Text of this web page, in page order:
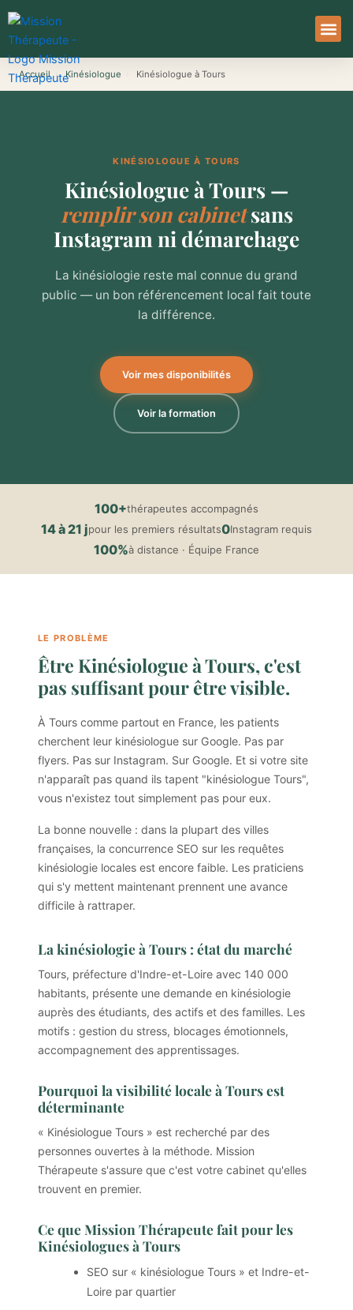
Aller
au
contenu
Accueil › Kinésiologue Kinésiologue à Tours
KINÉSIOLOGUE À TOURS
Kinésiologue à Tours —
remplir son cabinetsans
Instagram ni démarchage
La kinésiologie reste mal connue du grand
public — un bon référencement local fait toute
la différence.
Voir mes disponibilités
Voir la formation
100+thérapeutes accompagnés
14 à 21 jpour les premiers résultats0Instagram requis
100%à distance · Équipe France
LE PROBLÈME
Être Kinésiologue à Tours, c'est
pas suffisant pour être visible.
À Tours comme partout en France, les patients
cherchent leur kinésiologue sur Google. Pas par
flyers. Pas sur Instagram. Sur Google. Et si votre site
n'apparaît pas quand ils tapent "kinésiologue Tours",
vous n'existez tout simplement pas pour eux.
La bonne nouvelle : dans la plupart des villes
françaises, la concurrence SEO sur les requêtes
kinésiologie locales est encore faible. Les praticiens
qui s'y mettent maintenant prennent une avance
difficile à rattraper.
La kinésiologie à Tours : état du marché
Tours, préfecture d'Indre-et-Loire avec 140 000
habitants, présente une demande en kinésiologie
auprès des étudiants, des actifs et des familles. Les
motifs : gestion du stress, blocages émotionnels,
accompagnement des apprentissages.
Pourquoi la visibilité locale à Tours est
déterminante
« Kinésiologue Tours » est recherché par des
personnes ouvertes à la méthode. Mission
Thérapeute s'assure que c'est votre cabinet qu'elles
trouvent en premier.
Ce que Mission Thérapeute fait pour les
Kinésiologues à Tours
SEO sur « kinésiologue Tours » et Indre-et-
Loire par quartier